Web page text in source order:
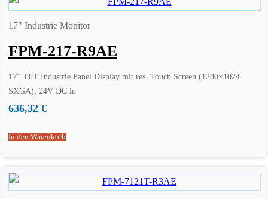
17" Industrie Monitor
FPM-217-R9AE
17″ TFT Industrie Panel Display mit res. Touch Screen (1280×1024
SXGA), 24V DC in
636,32 €
In den Warenkorb